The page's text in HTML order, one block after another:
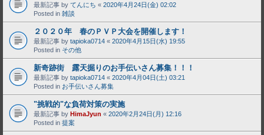
最新記事 by てんにち « 2020年4月24日(金) 02:02
Posted in 雑談
２０２０年 春のＰＶＰ大会を開催します！
最新記事 by tapioka0714 « 2020年4月15日(水) 19:55
Posted in その他
新奇跡街 露天掘りのお手伝いさん募集！！！
最新記事 by tapioka0714 « 2020年4月04日(土) 03:21
Posted in お手伝いさん募集
"挑戦的"な負荷対策の実施
最新記事 by HimaJyun « 2020年2月24日(月) 12:16
Posted in 提案